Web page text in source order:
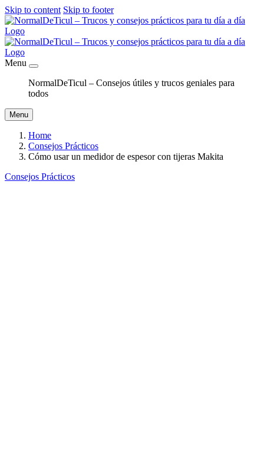
Skip to content Skip to footer
Menu
NormalDeTicul – Consejos útiles y trucos geniales para
todos
Menu
Home
Consejos Prácticos
Cómo usar un medidor de espesor con tijeras Makita
Consejos Prácticos